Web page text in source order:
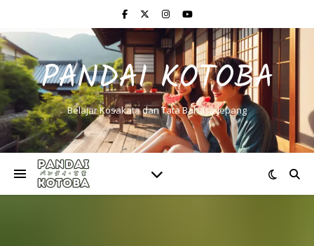
PANDAI KOTOBA
Belajar Kosakata dan Tata Bahasa Jepang